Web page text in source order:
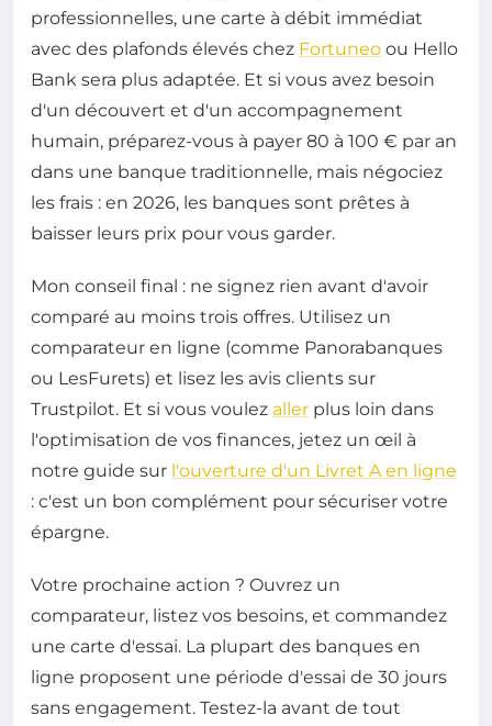
professionnelles, une carte à débit immédiat
avec des plafonds élevés chez Fortuneo ou Hello
Bank sera plus adaptée. Et si vous avez besoin
d'un découvert et d'un accompagnement
humain, préparez-vous à payer 80 à 100 € par an
dans une banque traditionnelle, mais négociez
les frais : en 2026, les banques sont prêtes à
baisser leurs prix pour vous garder.
Mon conseil final : ne signez rien avant d'avoir
comparé au moins trois offres. Utilisez un
comparateur en ligne (comme Panorabanques
ou LesFurets) et lisez les avis clients sur
Trustpilot. Et si vous voulez aller plus loin dans
l'optimisation de vos finances, jetez un œil à
notre guide sur l'ouverture d'un Livret A en ligne
: c'est un bon complément pour sécuriser votre
épargne.
Votre prochaine action ? Ouvrez un
comparateur, listez vos besoins, et commandez
une carte d'essai. La plupart des banques en
ligne proposent une période d'essai de 30 jours
sans engagement. Testez-la avant de tout